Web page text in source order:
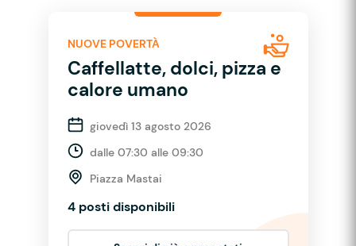
NUOVE POVERTÀ
Caffellatte, dolci, pizza e
calore umano
giovedì 13 agosto 2026
dalle 07:30 alle 09:30
Piazza Mastai
4 posti disponibili